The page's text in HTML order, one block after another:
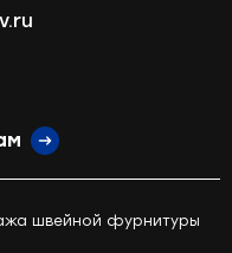
швейной фурнитуры